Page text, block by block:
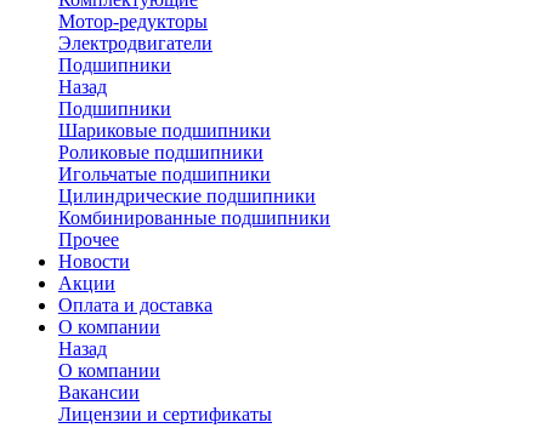
Мотор-редукторы
Электродвигатели
Подшипники
Назад
Подшипники
Шариковые подшипники
Роликовые подшипники
Игольчатые подшипники
Цилиндрические подшипники
Комбинированные подшипники
Прочее
Новости
Акции
Оплата и доставка
О компании
Назад
О компании
Вакансии
Лицензии и сертификаты